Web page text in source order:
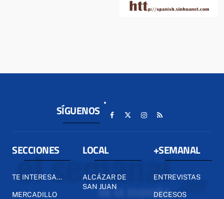
SÍGUENOS
SECCIONES
TE INTERESA...
MERCADILLO
LOCAL
ALCÁZAR DE
SAN JUAN
+SEMANAL
ENTREVISTAS
DECESOS